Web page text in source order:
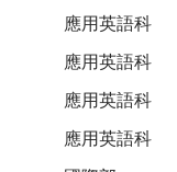
應用英語科
應用英語科
應用英語科
應用英語科